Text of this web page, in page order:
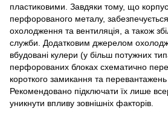
пластиковими. Завдяки тому, що корпус
перфорованого металу,
охолодження та вентиляція, а також
служби. Додатковим джерелом
вбудовані кулери (у більш потужних
перфорованих блоках схематично
короткого замикання та перевантажень
Рекомендовано підключати їх лише
уникнути впливу зовнішніх факторів.